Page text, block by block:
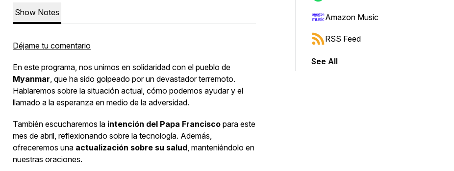
Show Notes
Déjame tu comentario
En este programa, nos unimos en solidaridad con el pueblo de
Myanmar, que ha sido golpeado por un devastador terremoto.
Hablaremos sobre la situación actual, cómo podemos ayudar y el
llamado a la esperanza en medio de la adversidad.
También escucharemos la intención del Papa Francisco para este
mes de abril, reflexionando sobre la tecnología. Además,
ofreceremos una actualización sobre su salud, manteniéndolo en
nuestras oraciones.
Amazon Music
RSS Feed
See All